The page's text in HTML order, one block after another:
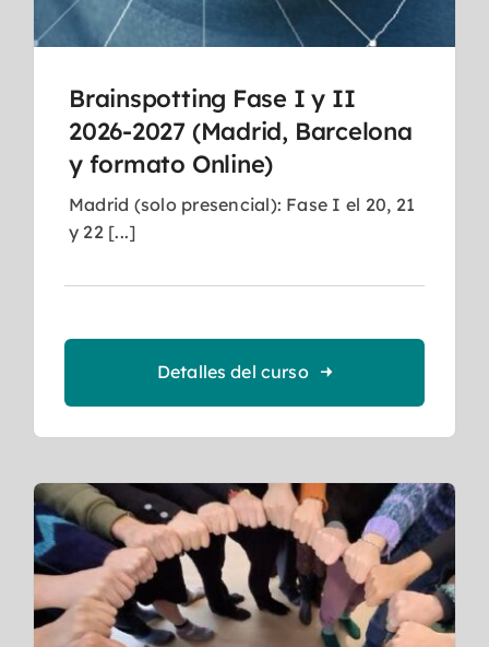
Brainspotting Fase I y II
2026-2027 (Madrid, Barcelona
y formato Online)
Madrid (solo presencial): Fase I el 20, 21
y 22 [...]
Detalles del curso